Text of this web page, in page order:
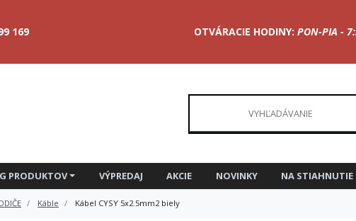
169 OTVÁRACIE HODINY: PON-PIA -
PRODUKTOV VÝPREDAJ AKCIE NOVINKY NA STIAHNUTIE
Káble Kábel CYSY 5x2.5mm2 biely